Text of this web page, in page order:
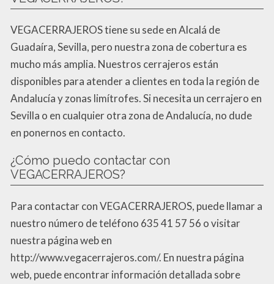
VEGACERRAJEROS tiene su sede en Alcalá de
Guadaíra, Sevilla, pero nuestra zona de cobertura es
mucho más amplia. Nuestros cerrajeros están
disponibles para atender a clientes en toda la región de
Andalucía y zonas limítrofes. Si necesita un cerrajero en
Sevilla o en cualquier otra zona de Andalucía, no dude
en ponernos en contacto.
¿Cómo puedo contactar con
VEGACERRAJEROS?
Para contactar con VEGACERRAJEROS, puede llamar a
nuestro número de teléfono 635 41 57 56 o visitar
nuestra página web en
http://www.vegacerrajeros.com/. En nuestra página
web, puede encontrar información detallada sobre